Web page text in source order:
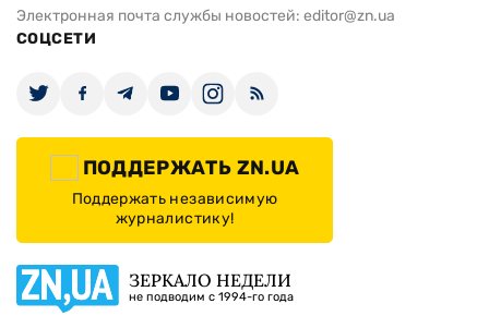
Электронная почта службы новостей: editor@zn.ua
СОЦСЕТИ
ПОДДЕРЖАТЬ ZN.UA
Поддержать независимую
журналистику!
ЗЕРКАЛО НЕДЕЛИ
не подводим с 1994-го года